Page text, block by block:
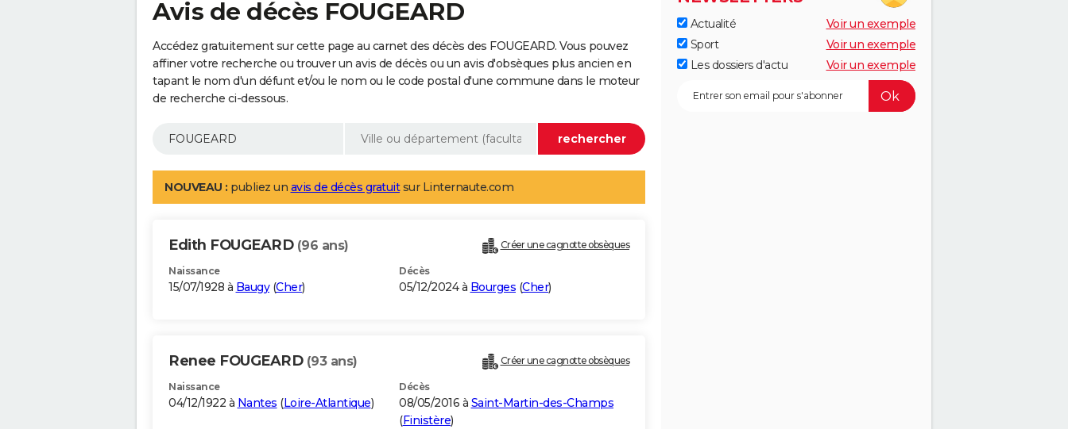
Avis de décès FOUGEARD
Accédez gratuitement sur cette page au carnet des décès des FOUGEARD. Vous pouvez
affiner votre recherche ou trouver un avis de décès ou un avis d'obsèques plus ancien en
tapant le nom d'un défunt et/ou le nom ou le code postal d'une commune dans le moteur
de recherche ci-dessous.
NOUVEAU : publiez un avis de décès gratuitsur Linternaute.com
Edith FOUGEARD (96 ans) Créer une cagnotte obsèques
Naissance
15/07/1928 à Baugy(Cher)
Décès
05/12/2024 à Bourges (Cher)
Renee FOUGEARD (93 ans) Créer une cagnotte obsèques
Naissance
04/12/1922 à Nantes (Loire-Atlantique)
Décès
08/05/2016 à Saint-Martin-des-Champs
(Finistère)
Actualité
Voir un exemple
Sport
Voir un exemple
Les dossiers d'actu
Voir un exemple